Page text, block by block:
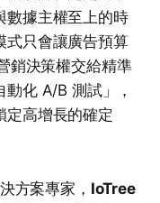
數據主權至上的時
式只會讓廣告預算
銷決策權交給精準
化 A/B 測試」，
定高增長的確定
方案專家， IoTree